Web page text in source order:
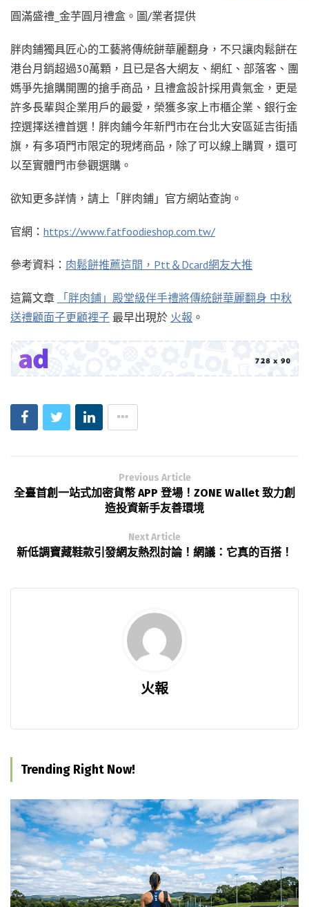
圓滿盛禮_金芋圓月禮盒。圖/業者提供
胖肉鋪獨具匠心的工藝將傳統餅華麗翻身，不只讓肉鬆餅在
港台月銷超過30萬顆，且已是各大網友、網紅、部落客、團
媽爭先搶購開團的搶手商品，且禮盒設計採用貴氣金，更是
許多長輩與企業用戶的最愛，榮獲多家上市櫃企業、銀行金
控選擇送禮首選！胖肉鋪今年新門市在台北大安區延吉街插
旗，有多項門市限定的現烤商品，除了可以線上購買，還可
以至實體門市參觀選購。
欲知更多詳情，請上「胖肉鋪」官方網站查詢。
官網： https://www.fatfoodieshop.com.tw/
參考資料： 肉鬆餅推薦這間，Ptt＆Dcard網友大推
這篇文章
「胖肉鋪」殿堂級伴手禮將傳統餅華麗翻身 中秋
送禮顧面子更顧裡子 最早出現於 火報 。
Previous Article
全臺首創一站式加密貨幣 APP 登場！ZONE Wallet 致力創
造投資新手友善環境
Next Article
新低調寶藏鞋款引發網友熱烈討論！網議：它真的百搭！
火報
Trending Right Now!